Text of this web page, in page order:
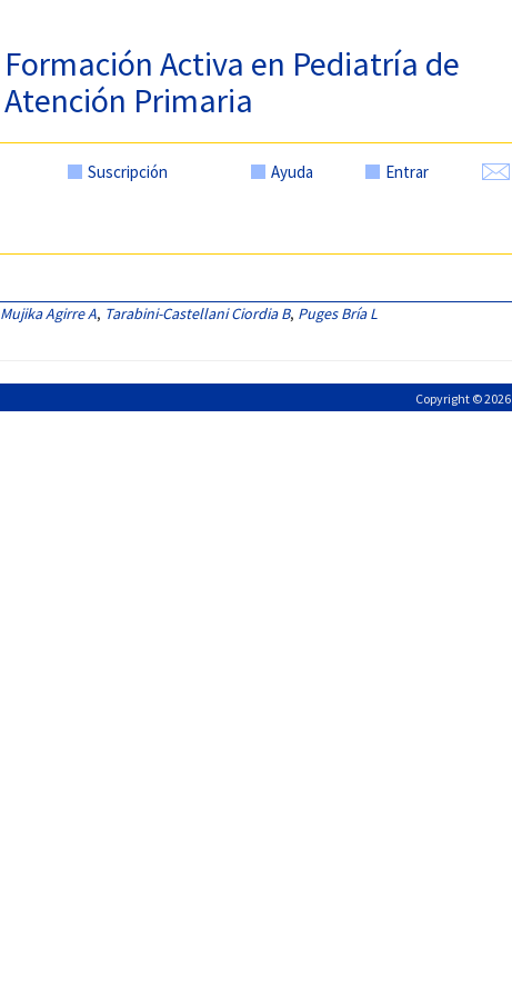
Formación Activa en Pediatría de
Atención Primaria
Suscripción Ayuda Entrar
Mujika Agirre A, Tarabini-Castellani Ciordia B, Puges Bría L
Copyright © 2026